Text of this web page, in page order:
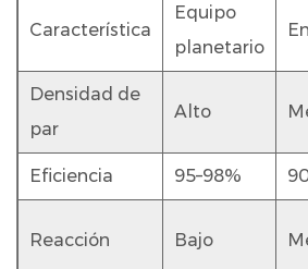
equipo
6
Cómo
seleccionar
el
reductor
de
Característica
Equipo
planetario
Densidad de
par
Alto
Eficiencia 95–98%
Reacción Bajo